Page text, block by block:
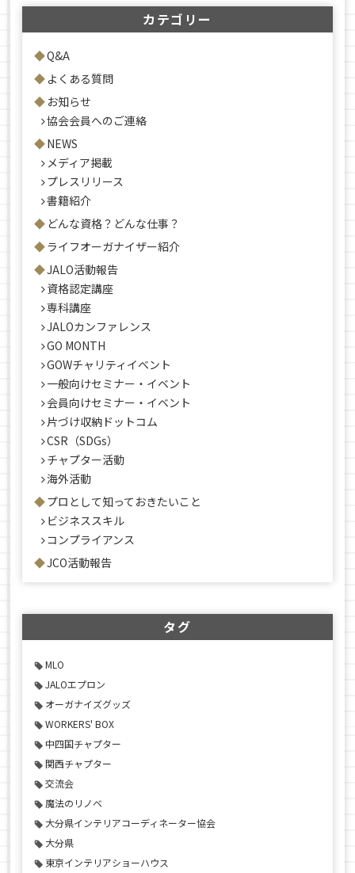
カテゴリー
Q&A
よくある質問
お知らせ
協会会員へのご連絡
NEWS
メディア掲載
プレスリリース
書籍紹介
どんな資格？どんな仕事？
ライフオーガナイザー紹介
JALO活動報告
資格認定講座
専科講座
JALOカンファレンス
GO MONTH
GOWチャリティイベント
一般向けセミナー・イベント
会員向けセミナー・イベント
片づけ収納ドットコム
CSR（SDGs）
チャプター活動
海外活動
プロとして知っておきたいこと
ビジネススキル
コンプライアンス
JCO活動報告
タグ
MLO
JALOエプロン
オーガナイズグッズ
WORKERS' BOX
中四国チャプター
関西チャプター
交流会
魔法のリノベ
大分県インテリアコーディネーター協会
大分県
東京インテリアショーハウス